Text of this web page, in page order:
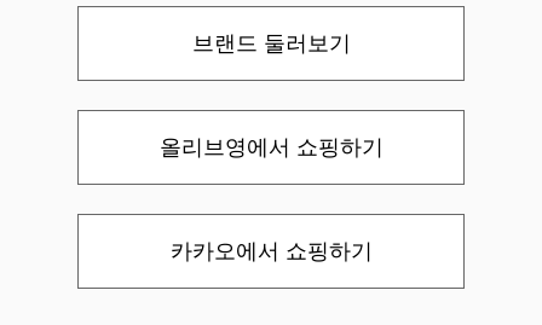
브랜드 둘러보기
올리브영에서 쇼핑하기
카카오에서 쇼핑하기